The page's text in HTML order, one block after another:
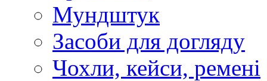
Мундштук
Засоби для догляду
Чохли, кейси, ремені